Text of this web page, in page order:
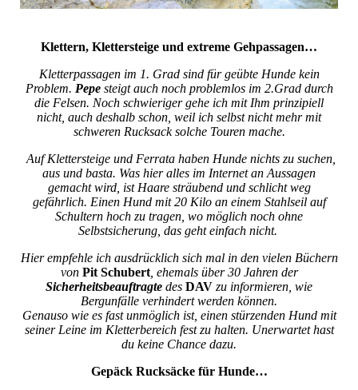
Klettern, Klettersteige und extreme Gehpassagen…
Kletterpassagen im 1. Grad sind für geübte Hunde kein
Problem. Pepesteigt auch noch problemlos im 2.Grad durch
die Felsen. Noch schwieriger gehe ich mit Ihm prinzipiell
nicht, auch deshalb schon, weil ich selbst nicht mehr mit
schweren Rucksack solche Touren mache.
Auf Klettersteige und Ferrata haben Hunde nichts zu suchen,
aus und basta. Was hier alles im Internet an Aussagen
gemacht wird, ist Haare sträubend und schlicht weg
gefährlich. Einen Hund mit 20 Kilo an einem Stahlseil auf
Schultern hoch zu tragen, wo möglich noch ohne
Selbstsicherung, das geht einfach nicht.
Hier empfehle ich ausdrücklich sich mal in den vielen Büchern
von Pit Schubert, ehemals über 30 Jahren der
Sicherheitsbeauftragte des DAV zu informieren, wie
Bergunfälle verhindert werden können.
Genauso wie es fast unmöglich ist, einen stürzenden Hund mit
seiner Leine im Kletterbereich fest zu halten. Unerwartet hast
du keine Chance dazu.
Gepäck Rucksäcke für Hunde…